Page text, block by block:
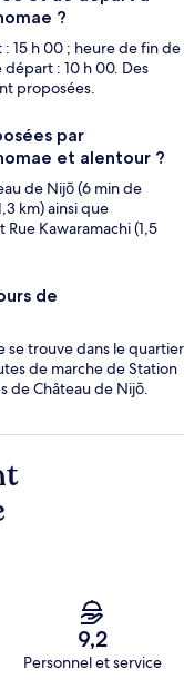
?
15 h 00 ; heure de fin de
: 10 h 00. Des
proposées.
par
et alentour ?
de Nijō (6 min de
km) ainsi que
Kawaramachi (1,5
de
se trouve dans le quartier
de marche de Station
de Château de Nijō.
9,2
Personnel et service